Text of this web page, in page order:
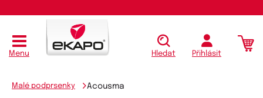
Menu Hledat Přihlásit
Malé podprsenky Acousma